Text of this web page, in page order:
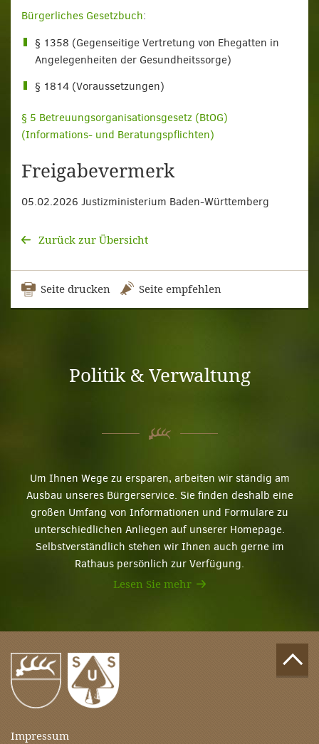
Bürgerliches Gesetzbuch:
§ 1358 (Gegenseitige Vertretung von Ehegatten in
Angelegenheiten der Gesundheitssorge)
§ 1814 (Voraussetzungen)
§ 5 Betreuungsorganisationsgesetz (BtOG)
(Informations- und Beratungspflichten)
Freigabevermerk
05.02.2026 Justizministerium Baden-Württemberg
Zurück zur Übersicht
Seite drucken Seite empfehlen
Politik & Verwaltung
Um Ihnen Wege zu ersparen, arbeiten wir ständig am
Ausbau unseres Bürgerservice. Sie finden deshalb eine
großen Umfang von Informationen und Formulare zu
unterschiedlichen Anliegen auf unserer Homepage.
Selbstverständlich stehen wir Ihnen auch gerne im
Rathaus persönlich zur Verfügung.
Lesen Sie mehr
Impressum